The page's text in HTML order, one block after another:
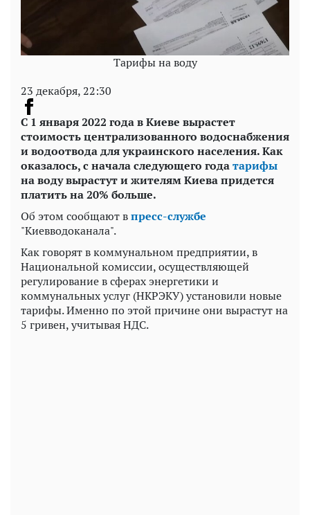
Тарифы на воду
23 декабря, 22:30
С 1 января 2022 года в Киеве вырастет
стоимость централизованного водоснабжения
и водоотвода для украинского населения. Как
оказалось, с начала следующего годатарифы
на воду вырастут и жителям Киева придется
платить на 20% больше.
Об этом сообщают впресс-службе
"Киевводоканала".
Как говорят в коммунальном предприятии, в
Национальной комиссии, осуществляющей
регулирование в сферах энергетики и
коммунальных услуг (НКРЭКУ) установили новые
тарифы. Именно по этой причине они вырастут на
5 гривен, учитывая НДС.